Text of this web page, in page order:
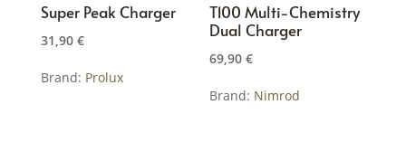
Super Peak Charger
31,90 €
Brand: Prolux
T100 Multi-Chemistry
Dual Charger
69,90€
Brand: Nimrod